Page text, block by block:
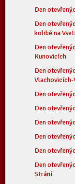
Den
Den
kolibě na
Den
Kunovicích
Den
Den
Den
Den
Den
Den
Den
Strání